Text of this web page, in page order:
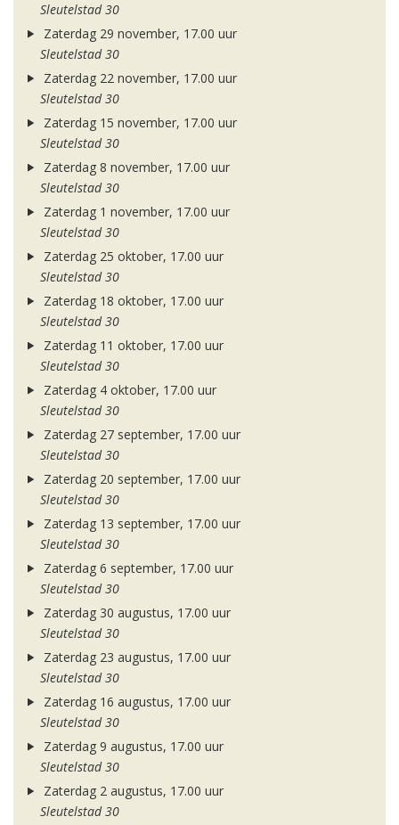
Sleutelstad 30
Zaterdag 29 november, 17.00 uur
Sleutelstad 30
Zaterdag 22 november, 17.00 uur
Sleutelstad 30
Zaterdag 15 november, 17.00 uur
Sleutelstad 30
Zaterdag 8 november, 17.00 uur
Sleutelstad 30
Zaterdag 1 november, 17.00 uur
Sleutelstad 30
Zaterdag 25 oktober, 17.00 uur
Sleutelstad 30
Zaterdag 18 oktober, 17.00 uur
Sleutelstad 30
Zaterdag 11 oktober, 17.00 uur
Sleutelstad 30
Zaterdag 4 oktober, 17.00 uur
Sleutelstad 30
Zaterdag 27 september, 17.00 uur
Sleutelstad 30
Zaterdag 20 september, 17.00 uur
Sleutelstad 30
Zaterdag 13 september, 17.00 uur
Sleutelstad 30
Zaterdag 6 september, 17.00 uur
Sleutelstad 30
Zaterdag 30 augustus, 17.00 uur
Sleutelstad 30
Zaterdag 23 augustus, 17.00 uur
Sleutelstad 30
Zaterdag 16 augustus, 17.00 uur
Sleutelstad 30
Zaterdag 9 augustus, 17.00 uur
Sleutelstad 30
Zaterdag 2 augustus, 17.00 uur
Sleutelstad 30